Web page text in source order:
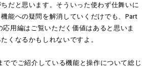
だと思います。そういった使わず仕舞いに
能への疑問を解消していくだけでも、Part
応用編はご覧いただく価値はあると思いま
くなるかもしれないですよ。
ででご紹介している機能と操作について総じ